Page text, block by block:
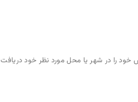
را در شهر یا محل مورد نظر خود دریافت